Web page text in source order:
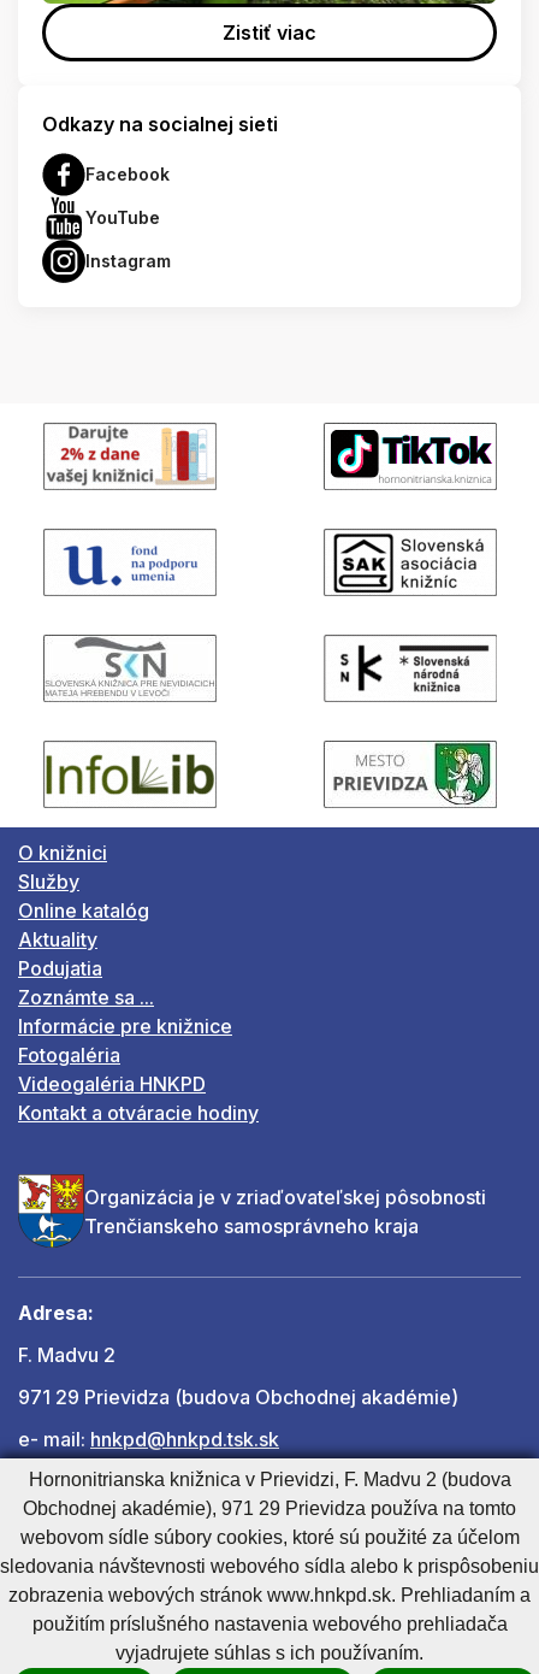
Zistiť viac
Odkazy na socialnej sieti
Facebook
YouTube
Instagram
O knižnici
Služby
Online katalóg
Aktuality
Podujatia
Zoznámte sa ...
Informácie pre knižnice
Fotogaléria
Videogaléria HNKPD
Kontakt a otváracie hodiny
Organizácia je v zriaďovateľskej pôsobnosti
Trenčianskeho samosprávneho kraja
Adresa:
F. Madvu 2
971 29 Prievidza (budova Obchodnej akadémie)
e- mail: hnkpd@hnkpd.tsk.sk
Ďalšie kontakty
Cookies nastavenieCookies - viac informáciíVyhlásenie o prístupnosti
Technický prevádzkovateľ
Správca obsahu
Hornonitrianska knižnica v Prievidzi, F. Madvu 2 (budova
Obchodnej akadémie), 971 29 Prievidza používa na tomto
webovom sídle súbory cookies, ktoré sú použité za účelom
sledovania návštevnosti webového sídla alebo k prispôsobeniu
zobrazenia webových stránok www.hnkpd.sk. Prehliadaním a
použitím príslušného nastavenia webového prehliadača
vyjadrujete súhlas s ich používaním.